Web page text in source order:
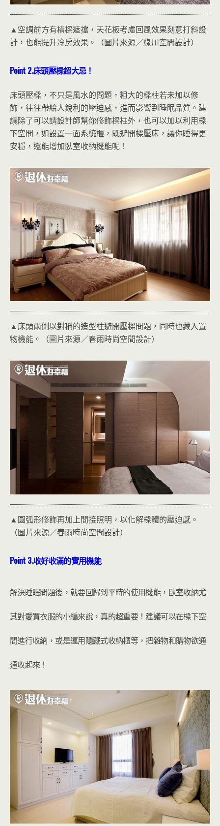
▲空調前方有橫樑遮擋，天花板考慮回風效果刻意打斜設
計，也能提升冷房效果。（圖片來源／綠川空間設計）
Point 2.床頭壓樑超大忌！
床頭壓樑，不只是風水的問題，粗大的樑柱若未加以修
飾，往往帶給人銳利的壓迫感，進而影響到睡眠品質。建
議除了可以請設計師幫你修飾樑柱外，也可以加以利用樑
下空間，如設置一面系統櫃，既避開樑壓床，讓你睡得更
安穩，還能增加臥室收納機能呢！
▲床頭兩側以對稱的造型柱避開壓樑問題，同時也藏入置
物機能。（圖片來源／春雨時尚空間設計）
▲圓弧形修飾再加上間接照明，以化解樑體的壓迫感。
（圖片來源／春雨時尚空間設計）
Point 3.收好收滿的實用機能
解決睡眠問題後，就要回歸到平時的使用機能，臥室收納尤
其對愛買衣服的小編來說，真的超重要！建議可以在樑下空
間進行收納，或是運用隱藏式收納櫃等，把雜物和購物欲通
通收起來！